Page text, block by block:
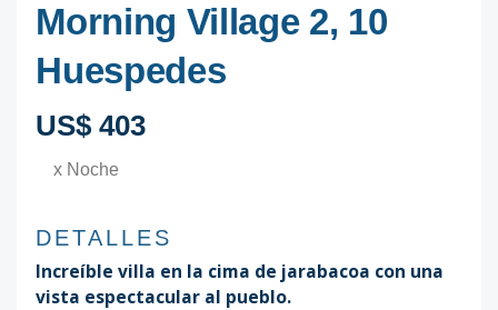
Morning Village 2, 10
Huespedes
US$ 403
x Noche
DETALLES
Increíble villa en la cima de jarabacoa con una
vista espectacular al pueblo.